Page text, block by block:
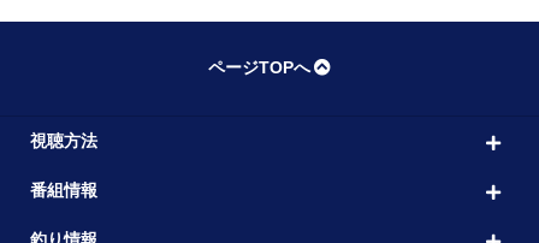
RAD SALT
初回放送：2026/05/23
12:00
ページTOPへ
視聴方法
番組情報